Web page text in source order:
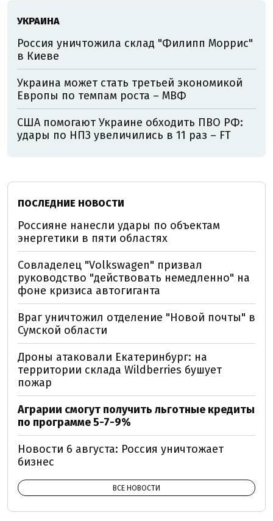
УКРАИНА
Россия уничтожила склад "Филипп Моррис"
в Киеве
Украина может стать третьей экономикой
Европы по темпам роста – МВФ
США помогают Украине обходить ПВО РФ:
удары по НПЗ увеличились в 11 раз – FT
ПОСЛЕДНИЕ НОВОСТИ
Россияне нанесли удары по объектам
энергетики в пяти областях
Совладелец "Volkswagen" призвал
руководство "действовать немедленно" на
фоне кризиса автогиганта
Враг уничтожил отделение "Новой почты" в
Сумской области
Дроны атаковали Екатеринбург: на
территории склада Wildberries бушует
пожар
Аграрии смогут получить льготные кредиты
по программе 5-7-9%
Новости 6 августа: Россия уничтожает
бизнес
ВСЕ НОВОСТИ